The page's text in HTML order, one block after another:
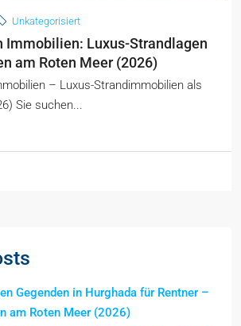
Unkategorisiert
Immobilien: Luxus-Strandlagen
am Roten Meer (2026)
– Luxus-Strandimmobilien als
Sie suchen...
Gegenden in Hurghada für Rentner –
am Roten Meer (2026)